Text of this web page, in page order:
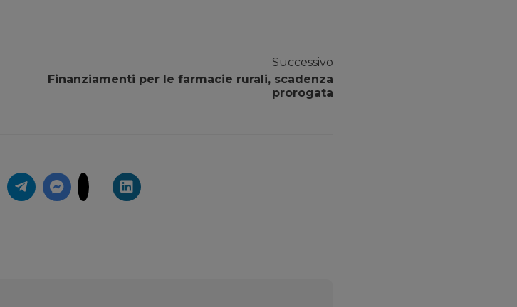
Successivo
Finanziamenti per le farmacie rurali, scadenza
prorogata